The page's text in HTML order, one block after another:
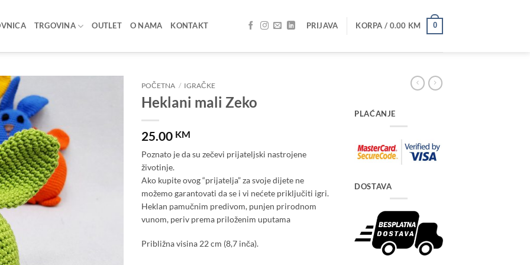
TRGOVINA OUTLET O NAMA KONTAKT PRIJAVA KORPA / 0.00 KM 0
POČETNA / IGRAČKE
Heklani mali Zeko
25.00 KM
Poznato je da su zečevi prijateljski nastrojene
životinje.
Ako kupite ovog “prijatelja” za svoje dijete ne
možemo garantovati da se i vi nećete priključiti igri.
Heklan pamučnim predivom, punjen prirodnom
vunom, periv prema priloženim uputama
Približna visina 22 cm (8,7 inča).
PLAĆANJE
DOSTAVA